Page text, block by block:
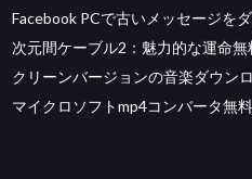
Facebook PCで古いメッセージを
次元間ケーブル2：魅力的な運命無
クリーンバージョンの音楽ダウン
マイクロソフトmp4コンバータ無